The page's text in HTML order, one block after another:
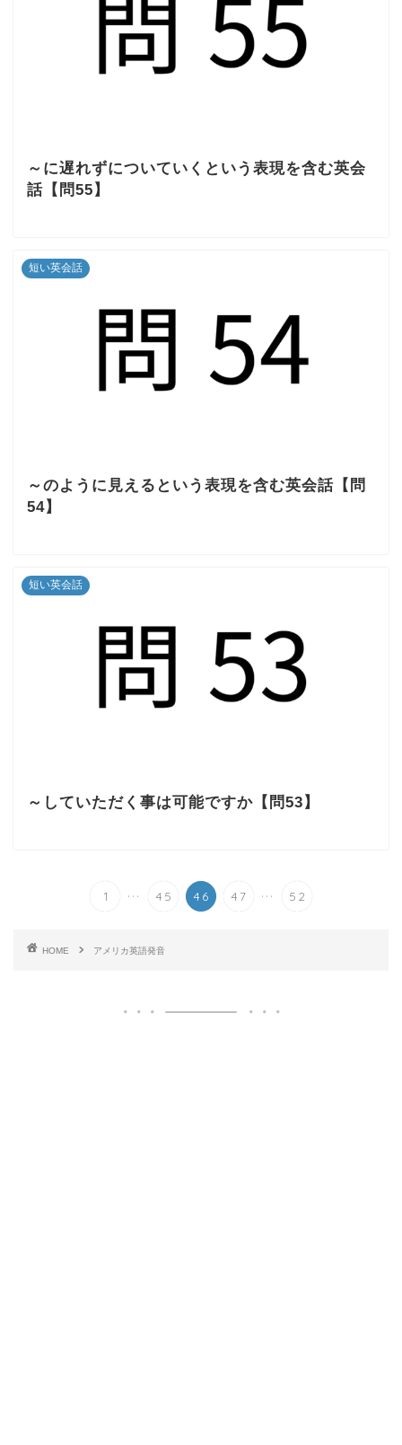
～に遅れずについていくという表現を含む英会
話【問55】
短い英会話
～のように見えるという表現を含む英会話【問
54】
短い英会話
～していただく事は可能ですか【問53】
1 ... 45 46 47 ... 52
HOME アメリカ英語発音